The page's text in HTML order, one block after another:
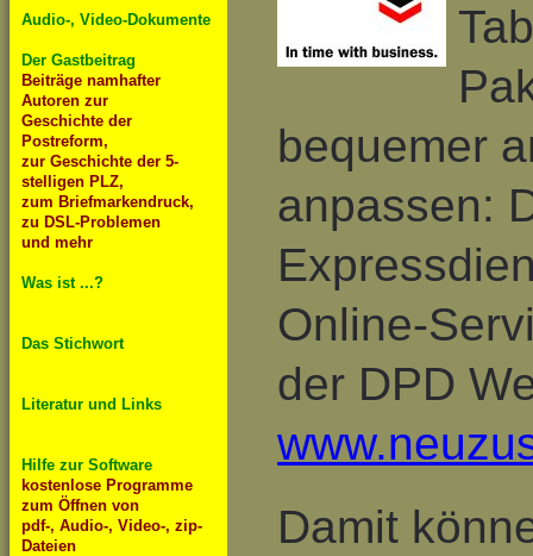
Audio-, Video-Dokumente
Der Gastbeitrag
Beiträge namhafter
Autoren zur
Geschichte der
Postreform,
zur Geschichte der 5-
stelligen PLZ,
zum Briefmarkendruck,
zu DSL-Problemen
und mehr
Was ist ...?
Das Stichwort
Literatur und Links
Hilfe zur Software
kostenlose Programme
zum Öffnen von
pdf-, Audio-, Video-, zip-
Dateien
bequemer
anpassen:
Online-
der DPD
Damit